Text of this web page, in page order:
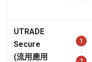
UTRADE
Secure
(流用應用